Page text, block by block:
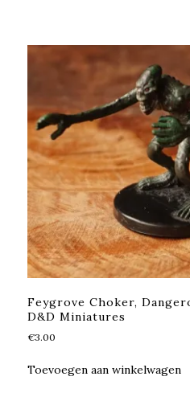
Feygrove Choker,
D&D Miniatures
€3.00
Toevoegen aan winkelwagen